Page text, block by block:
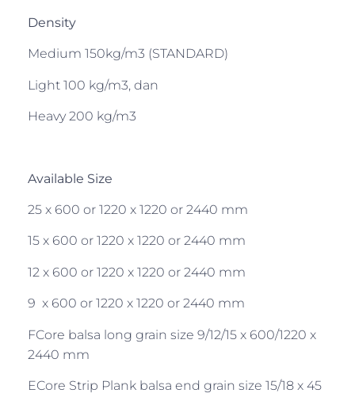
Density
Medium 150kg/m3 (STANDARD)
Light 100 kg/m3, dan
Heavy 200 kg/m3
Available Size
25 x 600 or 1220 x 1220 or 2440 mm
15 x 600 or 1220 x 1220 or 2440 mm
12 x 600 or 1220 x 1220 or 2440 mm
9 x 600 or 1220 x 1220 or 2440 mm
FCore balsa long grain size 9/12/15 x 600/1220 x
2440 mm
ECore Strip Plank balsa end grain size 15/18 x 45